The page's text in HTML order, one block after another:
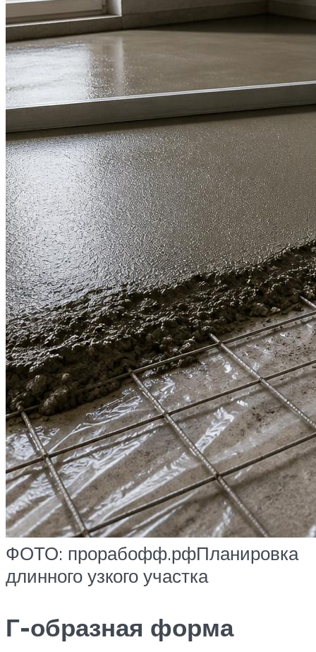
ФОТО: прорабофф.рфПланировка
длинного узкого участка
Г-образная форма